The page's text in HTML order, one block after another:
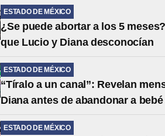
ESTADO DE MÉXICO
¿Se puede abortar a los 5
que Lucio y Diana desconocían
ESTADO DE MÉXICO
“Tíralo a un canal”: Revelan
Diana antes de abandonar a
ESTADO DE MÉXICO